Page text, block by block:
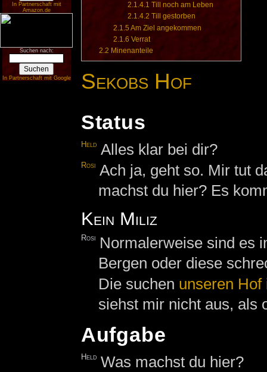
In Partnerschaft mit
Amazon.de
Suchen nach:
In Partnerschaft mit Google
2.1.4.1 Till noch am Leben
2.1.4.2 Till gestorben
2.1.5 Am Ziel angekommen
2.1.6 Verrat
2.2 Minenanteile
Sekobs Hof
Status
Held Alles klar bei dir?
Rosi Ach ja, geht so. Mir tut
machst du hier? Es
Kein Miliz
Rosi
Normalerweise sind es
Bergen oder diese
Die suchen unseren Hof
siehst mir nicht aus, als
Aufgabe
Held Was machst du hier?